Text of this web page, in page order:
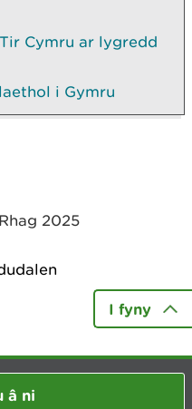
Cymru ar lygredd
i Gymru
2025
I fyny
â ni